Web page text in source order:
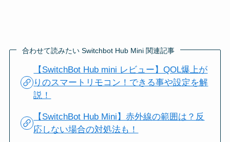
合わせて読みたい Switchbot Hub Mini 関連記事
【SwitchBot Hub mini レビュー】QOL爆上が
りのスマートリモコン！できる事や設定を解
説！
【SwitchBot Hub Mini】赤外線の範囲は？反
応しない場合の対処法も！